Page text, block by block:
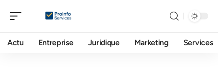
Actu Entreprise Juridique Marketing Services